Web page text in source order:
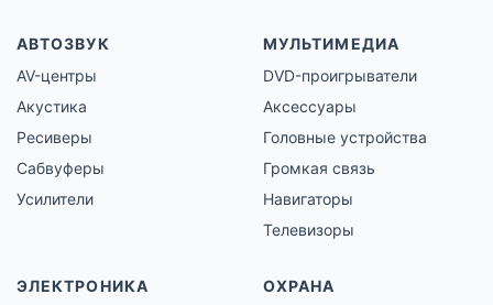
АВТОЗВУК
AV-центры
Акустика
Ресиверы
Сабвуферы
Усилители
МУЛЬТИМЕДИА
DVD-проигрыватели
Аксессуары
Головные устройства
Громкая связь
Навигаторы
Телевизоры
ЭЛЕКТРОНИКА
ОХРАНА